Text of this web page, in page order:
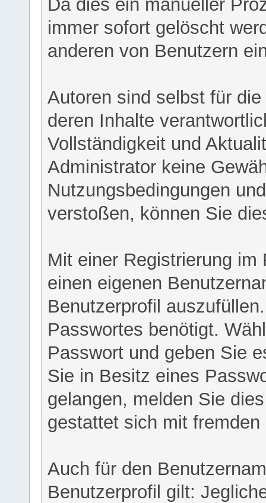
Da dies ein manueller
immer sofort gelöscht
anderen von Benutzern
Autoren sind selbst für
deren Inhalte
Vollständigkeit und
Administrator keine
Nutzungsbedingungen
verstoßen, können Sie
Mit einer Registrierung
einen eigenen
Benutzerprofil
Passwortes benötigt.
Passwort und geben Sie
Sie in Besitz eines
gelangen, melden Sie
gestattet sich mit
Auch für den
Benutzerprofil gilt: